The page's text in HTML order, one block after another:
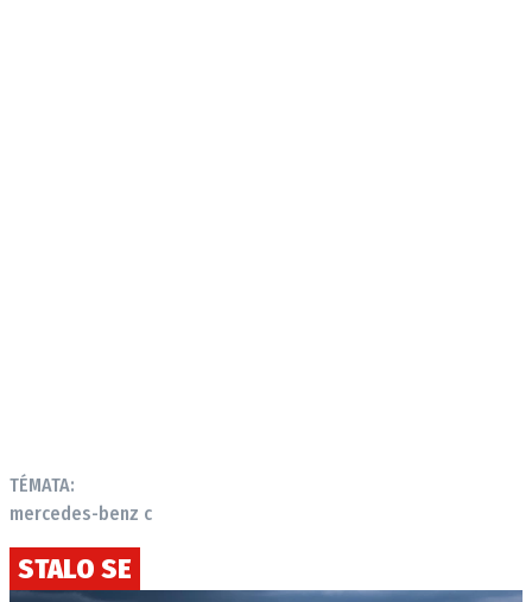
TÉMATA:
mercedes-benz c
STALO SE